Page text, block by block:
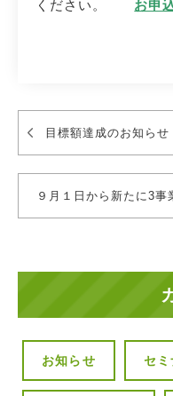
ください。 お申
目標額達成のお知らせ
９月１日から新たに3事
お知らせ セミ